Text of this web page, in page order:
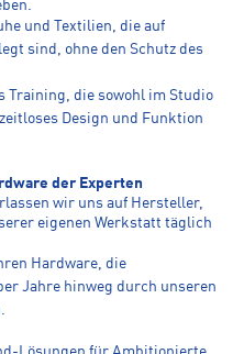
und Textilien, die auf
sind, ohne den Schutz des
Training, die sowohl im Studio
Design und Funktion
der Experten
wir uns auf Hersteller,
eigenen Werkstatt täglich
Hardware, die
Jahre hinweg durch unseren